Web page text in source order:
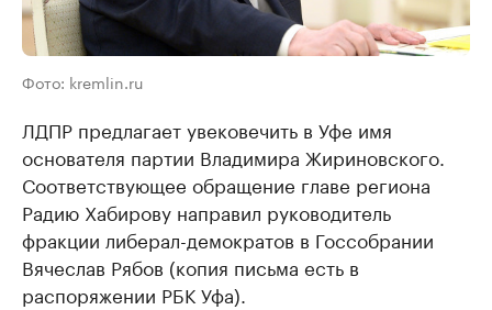
Фото: kremlin.ru
ЛДПР предлагает увековечить в Уфе имя
основателя партии Владимира Жириновского.
Соответствующее обращение главе региона
Радию Хабирову направил руководитель
фракции либерал-демократов в Госсобрании
Вячеслав Рябов (копия письма есть в
распоряжении РБК Уфа).